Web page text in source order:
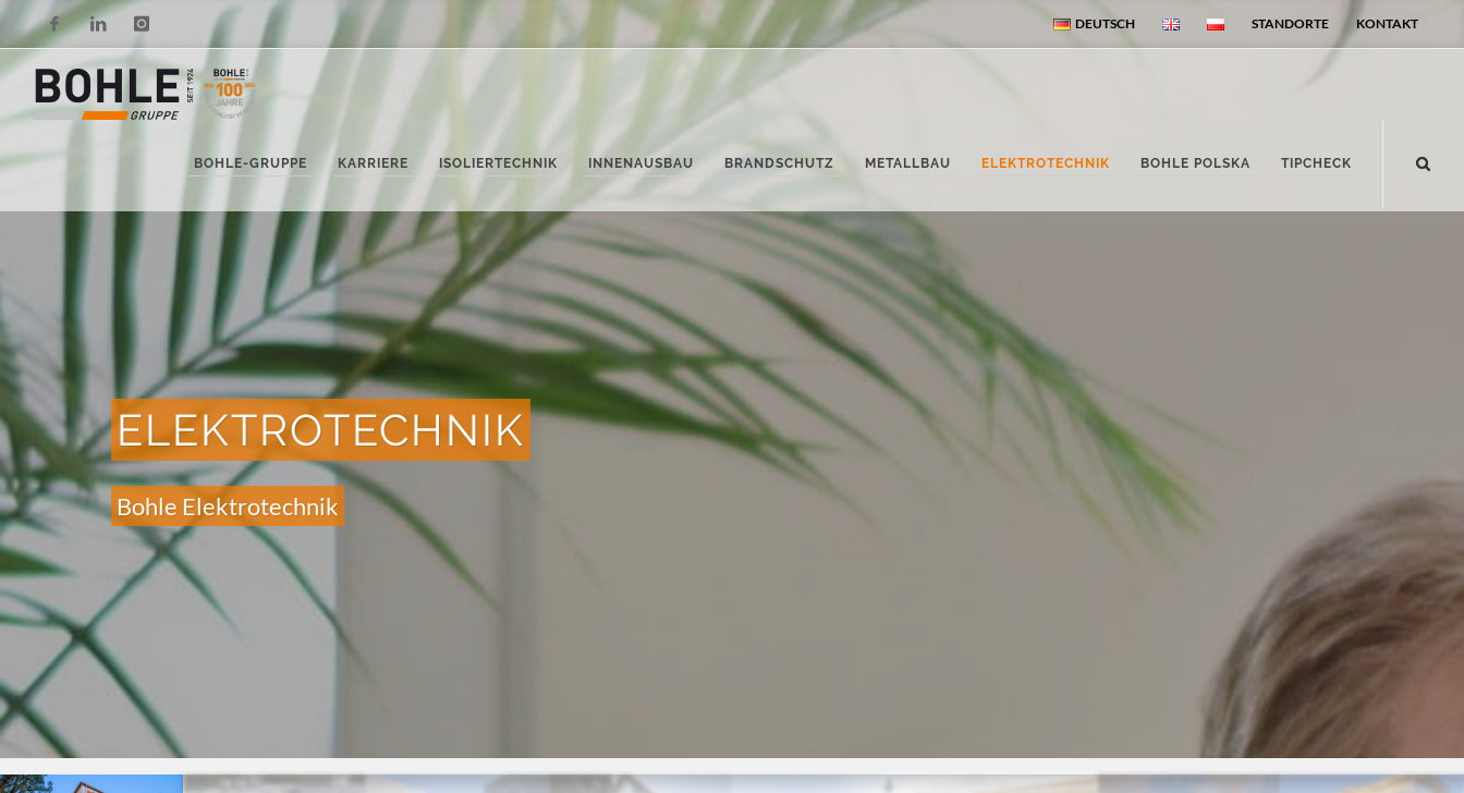
FacebookLinkedInInstagram
DEUTSCH STANDORTE KONTAKT
BOHLE-GRUPPE KARRIERE ISOLIERTECHNIK INNENAUSBAU BRANDSCHUTZ METALLBAU ELEKTROTECHNIK BOHLE POLSKA TIPCHECK
ELEKTROTECHNIK
Bohle Elektrotechnik